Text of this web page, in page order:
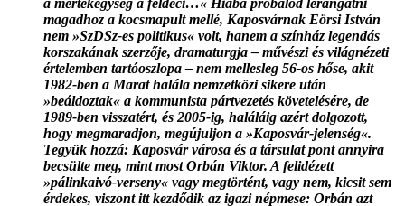
magadhoz a kocsmapult mellé, Kaposvárnak Eörsi István
nem »SzDSz-es politikus« volt, hanem a színház legendás
korszakának szerzője, dramaturgja – művészi és világnézeti
értelemben tartóoszlopa – nem mellesleg 56-os hőse, akit
1982-ben a Marat halála nemzetközi sikere után
»beáldoztak« a kommunista pártvezetés követelésére, de
1989-ben visszatért, és 2005-ig, haláláig azért dolgozott,
hogy megmaradjon, megújuljon a »Kaposvár-jelenség«.
Tegyük hozzá: Kaposvár városa és a társulat pont annyira
becsülte meg, mint most Orbán Viktor. A felidézett
»pálinkaivó-verseny« vagy megtörtént, vagy nem, kicsit sem
érdekes, viszont itt kezdődik az igazi népmese: Orbán azt